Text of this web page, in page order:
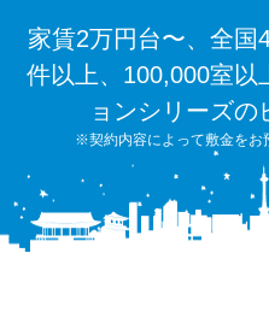
家賃2万円台〜、全国
件以上、100,000室以
ョンシリーズの
※契約内容によって敷金をお